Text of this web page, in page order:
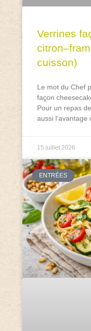
Verrines
cuisson)
Le mot du Chef
façon
Pour un repas
aussi l’avantage
15 juillet 2026
ENTRÉES